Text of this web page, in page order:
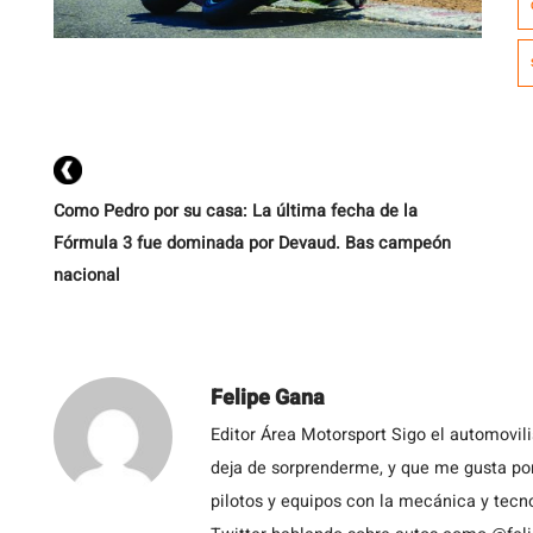
Como Pedro por su casa: La última fecha de la
Fórmula 3 fue dominada por Devaud. Bas campeón
nacional
Felipe Gana
Editor Área Motorsport Sigo el
deja de sorprenderme, y que me gusta
pilotos y equipos con la mecánica y